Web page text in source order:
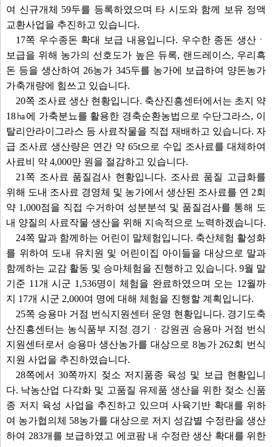
여 신규개체 59두를 등록하였으며 타 시도와 함께 보유 정액
교환사업을 추진하고 있습니다.
17쪽 우수종돈 확대 보급 내용입니다. 우수한 종돈 생산ㆍ
보급을 위해 농가의 선호도가 높은 듀록, 랜드레이스, 우리흑
돈 등을 생산하여 26농가 345두를 농가에 보급하여 양돈농가
가축개량에 힘쓰고 있습니다.
20쪽 조사료 생산 현황입니다. 축산진흥센터에서는 초지 약
18㏊에 가축분뇨를 활용한 경축순환농법으로 수단그라스, 이
탈리안라이그라스 등 사료작물을 직접 재배하고 있습니다. 자
급 조사료 생산량은 연간 약 65t으로 수입 조사료를 대체하여
사료비 약 4,000만 원을 절감하고 있습니다.
21쪽 조사료 품질검사 현황입니다. 조사료 품질 고급화를
위해 도내 조사료 경영체 및 농가에서 생산된 조사료를 연 2회
약 1,000점을 직접 수거하여 성분분석 및 품질검사를 통해 도
내 양질의 사료작물 생산을 위해 지속적으로 노력하겠습니다.
24쪽 말과 함께하는 어린이 말체험입니다. 축산체험 활성화
를 위하여 도내 유치원 및 어린이집 아이들을 대상으로 말과
함께하는 교감 활동 및 승마체험을 진행하고 있습니다. 9월 말
기준 11개 시군 1,536명이 체험을 완료하였으며 오는 12월까
지 17개 시군 2,000여 명에 대해 체험을 진행할 계획입니다.
25쪽 승용마 거점 번식지원센터 운영 현황입니다. 경기도축
산진흥센터는 농식품부 지정 경기ㆍ강원권 승용마 거점 번식
지원센터로서 승용마 생산농가를 대상으로 8농가 262회 번식
지원 사업을 추진하였습니다.
28쪽에서 30쪽까지 젖소 저지품종 육성 및 보급 현황입니
다. 낙농산업 다각화 및 고품질 유제품 생산을 위한 젖소 신품
종 저지 육성 사업을 추진하고 있으며 사육기반 확대를 위하
여 농가협의체 58농가를 대상으로 저지 성감별 수정란을 생산
하여 283개를 보급하였고 에코팜 내 수정란 생산 확대를 위한